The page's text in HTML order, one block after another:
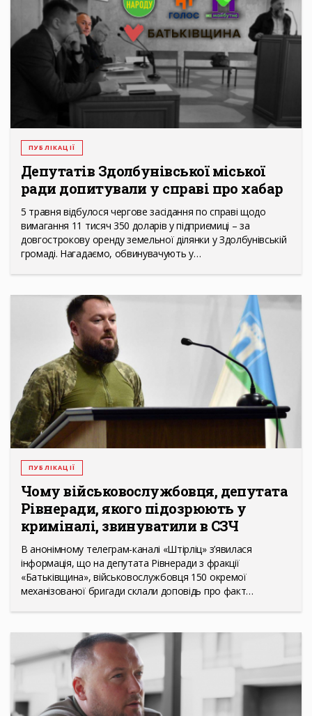
ПУБЛІКАЦІЇ
Депутатів Здолбунівської міської
ради допитували у справі про хабар
5 травня відбулося чергове засідання по справі щодо
вимагання 11 тисяч 350 доларів у підприємиці – за
довгострокову оренду земельної ділянки у Здолбунівській
громаді. Нагадаємо, обвинувачують у…
ПУБЛІКАЦІЇ
Чому військовослужбовця, депутата
Рівнеради, якого підозрюють у
криміналі, звинуватили в СЗЧ
В анонімному телеграм-каналі «Штірліц» з’явилася
інформація, що на депутата Рівнеради з фракції
«Батьківщина», військовослужбовця 150 окремої
механізованої бригади склали доповідь про факт…